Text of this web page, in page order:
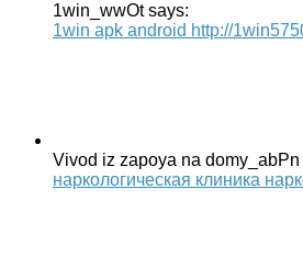
1win_wwOt says:
1win apk android http://
Vivod iz zapoya na domy_abPn
наркологическая клиника